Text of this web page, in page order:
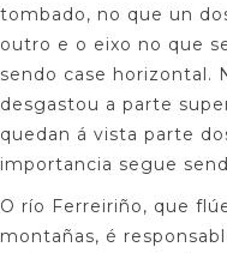
tombado, no que un
outro e o eixo no que
sendo case horizontal.
desgastou a parte
quedan á vista parte
importancia segue
O río Ferreiriño, que
montañas, é